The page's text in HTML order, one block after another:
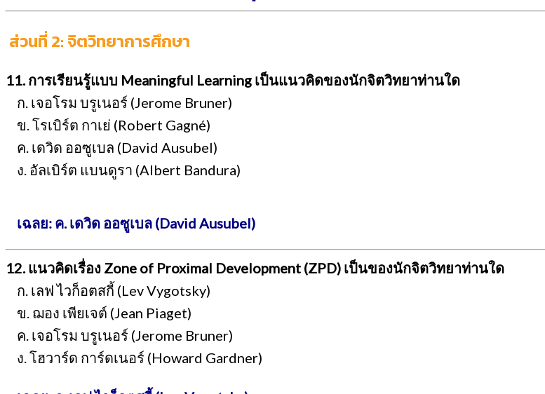
ส่วนที่ 2: จิตวิทยาการศึกษา
11. การเรียนรู้แบบ Meaningful Learning เป็นแนวคิดของนักจิตวิทยาท่านใด
ก. เจอโรม บรูเนอร์ (Jerome Bruner)
ข. โรเบิร์ต กาเย่ (Robert Gagné)
ค. เดวิด ออซูเบล (David Ausubel)
ง. อัลเบิร์ต แบนดูรา (Albert Bandura)
เฉลย: ค. เดวิด ออซูเบล (David Ausubel)
12. แนวคิดเรื่อง Zone of Proximal Development (ZPD) เป็นของนักจิตวิทยาท่านใด
ก. เลฟ ไวก็อตสกี้ (Lev Vygotsky)
ข. ฌอง เพียเจต์ (Jean Piaget)
ค. เจอโรม บรูเนอร์ (Jerome Bruner)
ง. โฮวาร์ด การ์ดเนอร์ (Howard Gardner)